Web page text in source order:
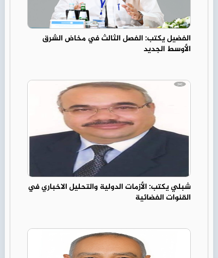
الفضيل يكتب: الفصل الثالث في مخاض الشرق
الأوسط الجديد
شبلي يكتب: الأزمات الدولية والتحليل الاخباري في
القنوات الفضائية